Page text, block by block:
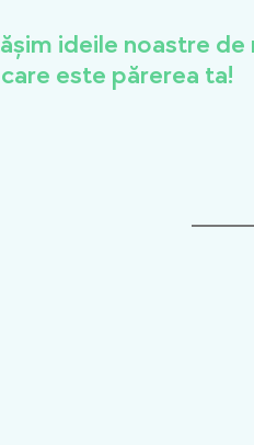
ideile noastre de
este părerea ta!